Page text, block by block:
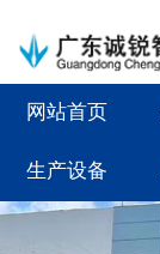
网站首页
生产设备